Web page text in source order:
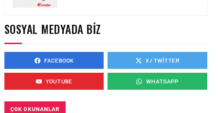
PROJE HAMLESI
FIRMA HABERLERI • 28 MAY 2026
HAVACILIK EĞITIMINDE
“ROSETTA TAŞI” DEVRI:
EMPOWER.AERO’DAN
SOSYAL MEDYADA BIZ
FACEBOOK X / TWITTER
YOUTUBE WHATSAPP
ÇOK OKUNANLAR